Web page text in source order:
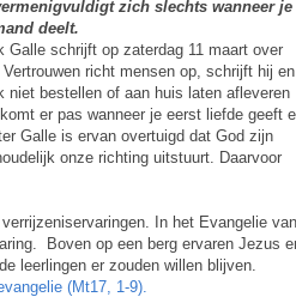
zich slechts wanneer je
deelt.
Galle schrijft op zaterdag 11 maart over
richt mensen op, schrijft hij
niet bestellen of aan huis laten afleveren
er pas wanneer je eerst liefde geeft
Galle is ervan overtuigd dat God zijn
onze richting uitstuurt. Daarvoor
In het Evangelie van
Boven op een berg ervaren Jezus
leerlingen er zouden willen blijven.
(Mt17, 1-9).